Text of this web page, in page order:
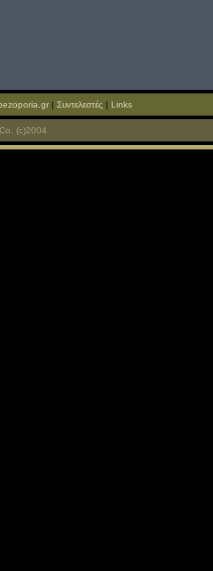
pezoporia.gr | Συντελεστές | Links
(c)2004